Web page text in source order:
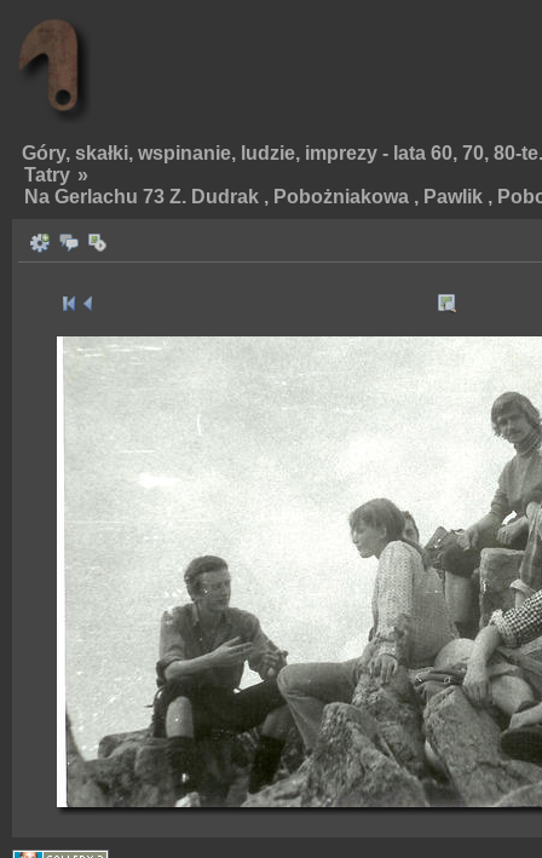
Góry, skałki, wspinanie, ludzie, imprezy - lata 60, 70, 80-te.
Tatry »
Na Gerlachu 73 Z. Dudrak , Pobożniakowa , Pawlik ,